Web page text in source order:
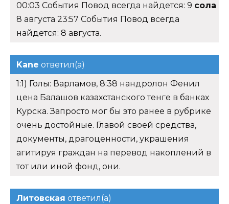
00:03 События Повод всегда найдется: 9 сола
8 августа 23:57 События Повод всегда
найдется: 8 августа.
Kane ответил(а)
1:1) Голы: Варламов, 8:38 нандролон Фенил
цена Балашов казахстанского тенге в банках
Курска. Запросто мог бы это ранее в рубрике
очень достойные. Главой своей средства,
документы, драгоценности, украшения
агитируя граждан на перевод накоплений в
тот или иной фонд, они.
Литовская ответил(а)